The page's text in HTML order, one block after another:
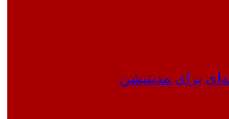
برای مدیتیشن